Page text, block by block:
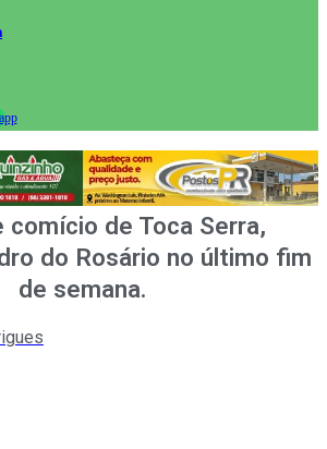
comício de Toca Serra,
do Rosário no último fim
de semana.